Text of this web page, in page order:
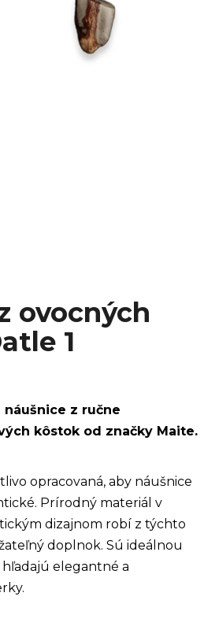
ovocných
1
z ručne
kôstok od značky Maite.
opracovaná, aby náušnice
Prírodný materiál v
dizajnom robí z týchto
doplnok. Sú ideálnou
elegantné a